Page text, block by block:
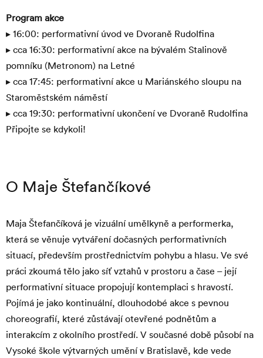
Program akce
▸ 16:00: performativní úvod ve Dvoraně Rudolfina
▸ cca 16:30: performativní akce na bývalém Stalinově
pomníku (Metronom) na Letné
▸ cca 17:45: performativní akce u Mariánského sloupu na
Staroměstském náměstí
▸ cca 19:30: performativní ukončení ve Dvoraně Rudolfina
Připojte se kdykoli!
O Maje Štefančíkové
Maja Štefančíková je vizuální umělkyně a performerka,
která se věnuje vytváření dočasných performativních
situací, především prostřednictvím pohybu a hlasu. Ve své
práci zkoumá tělo jako síť vztahů v prostoru a čase –její
performativní situace propojují kontemplaci s hravostí.
Pojímá je jako kontinuální, dlouhodobé akce s pevnou
choreografií, které zůstávají otevřené podnětům a
interakcím z okolního prostředí. V současné době působí na
Vysoké škole výtvarných umění v Bratislavě, kde vede